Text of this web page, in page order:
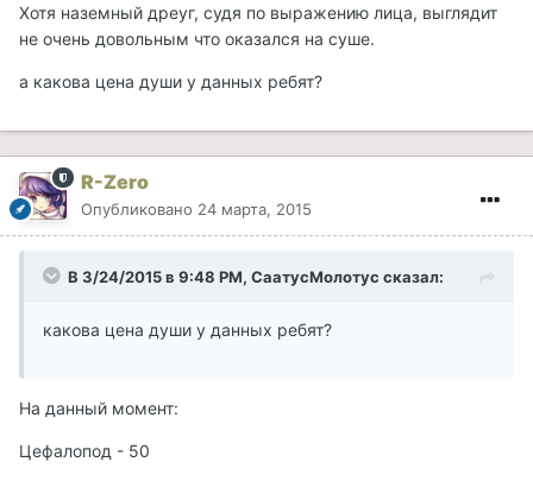
Хотя наземный дреуг, судя по выражению лица, выглядит
не очень довольным что оказался на суше.
а какова цена души у данных ребят?
R-Zero
Опубликовано 24 марта, 2015
В 3/24/2015 в 9:48 PM, СаатусМолотус сказал:
какова цена души у данных ребят?
На данный момент:
Цефалопод - 50